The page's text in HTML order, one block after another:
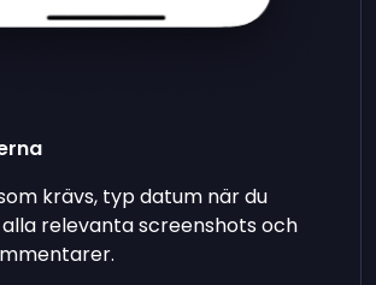
krävs, typ datum när du
relevanta screenshots och